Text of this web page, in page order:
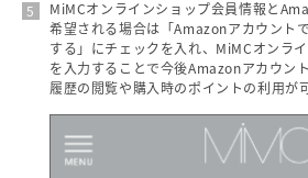
MiMCオンラインショップ会員情報と
希望される場合は「Amazonアカウント
する」にチェックを入れ、MiMCオンラ
を入力することで今後Amazonアカウン
履歴の閲覧や購入時のポイントの利用が